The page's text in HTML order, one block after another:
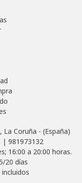
Coruña - (España)
| 981973132
16:00 a 20:00 horas.
20 días